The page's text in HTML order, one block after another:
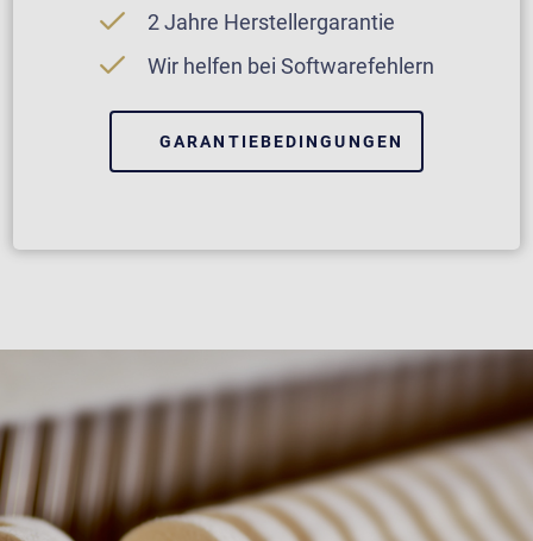
2 Jahre Herstellergarantie
Wir helfen bei Softwarefehlern
GARANTIEBEDINGUNGEN